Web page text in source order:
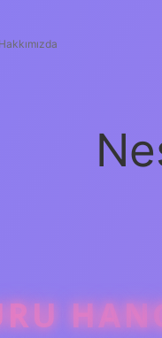
Hakkımızda